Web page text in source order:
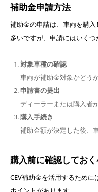
補助金申請方法
補助金の申請は、車両を購
多いですが、申請にはいくつ
対象車種の確認
車両が補助金対象かどう
申請書の提出
ディーラーまたは購入者
購入手続き
補助金額が決定した後、
購入前に確認してお
CEV補助金を活用するため